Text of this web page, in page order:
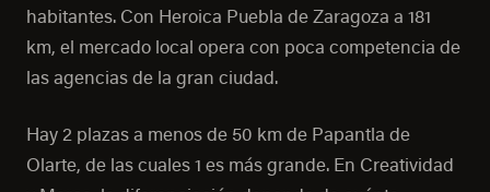
habitantes. Con Heroica Puebla de Zaragoza a 181
km, el mercado local opera con poca competencia de
las agencias de la gran ciudad.
Hay 2 plazas a menos de 50 km de Papantla de
Olarte, de las cuales 1 es más grande. En Creatividad